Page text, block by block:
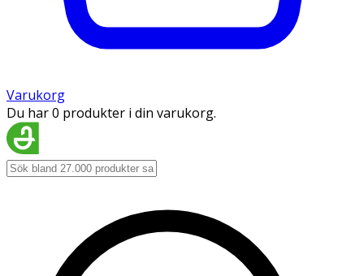
Varukorg
Du har 0 produkter i din varukorg.